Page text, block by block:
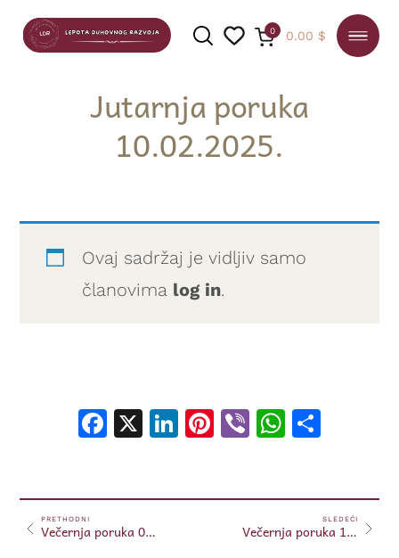
PRETRAGA
0 0.00 $
Jutarnja poruka
10.02.2025.
Ovaj sadržaj je vidljiv samo
članovima log in.
Facebook
X LinkedIn
Pinterest
Viber
PRETHODNI
Večernja poruka 09.02.2025.
SLEDEĆI
Večernja poruka 10.02.2025.